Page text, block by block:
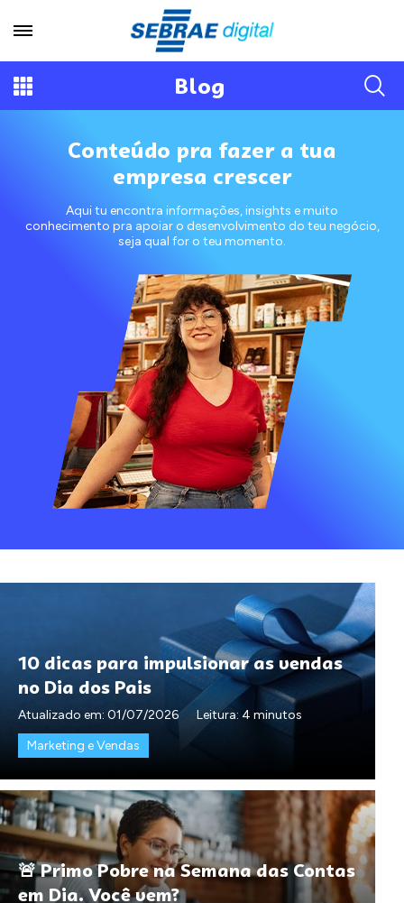
Blog
Conteúdo pra fazer a tua
empresa crescer
Aqui tu encontra informações, insights e muito
conhecimento pra apoiar o desenvolvimento do teu negócio,
seja qual for o teu momento.
10 dicas para impulsionar as vendas
no Dia dos Pais
Atualizado em: 01/07/2026
Leitura: 4 minutos
Marketing e Vendas
🚨 Primo Pobre na Semana das Contas
em Dia. Você vem?